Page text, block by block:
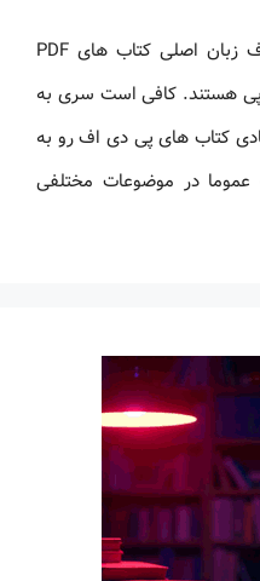
دانلود 10 میلیون کتاب پی دی اف زبان اصلی کتاب های PDF
هستند. کافی است سری به
زیادی کتاب های پی دی اف رو به
در موضوعات مختلفی